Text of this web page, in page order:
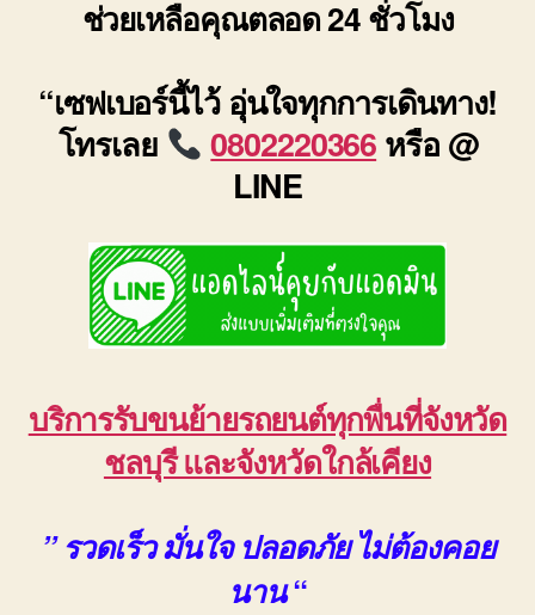
ช่วยเหลือคุณตลอด 24 ชั่วโมง
“เซฟเบอร์นี้ไว้ อุ่นใจทุกการเดินทาง!
โทรเลย
0802220366 หรือ @
LINE
บริการรับขนย้ายรถยนต์ทุกพื่นที่จังหวัด
ชลบุรี และจังหวัดใกล้เคียง
” รวดเร็ว มั่นใจ ปลอดภัย ไม่ต้องคอย
นาน“